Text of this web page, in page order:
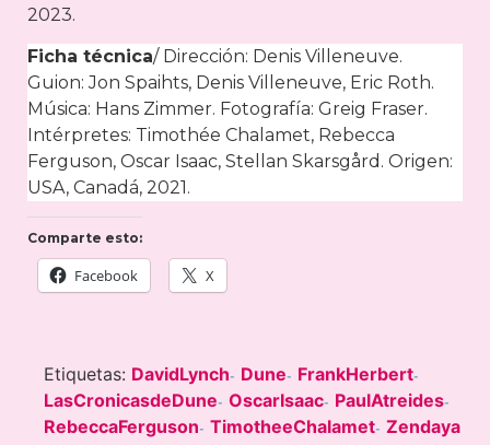
2023.
Ficha técnica/ Dirección: Denis Villeneuve.
Guion: Jon Spaihts, Denis Villeneuve, Eric Roth.
Música: Hans Zimmer. Fotografía: Greig Fraser.
Intérpretes: Timothée Chalamet, Rebecca
Ferguson, Oscar Isaac, Stellan Skarsgård. Origen:
USA, Canadá, 2021.
Comparte esto:
Facebook X
Etiquetas: DavidLynch- Dune- FrankHerbert-
LasCronicasdeDune- OscarIsaac- PaulAtreides-
RebeccaFerguson- TimotheeChalamet- Zendaya